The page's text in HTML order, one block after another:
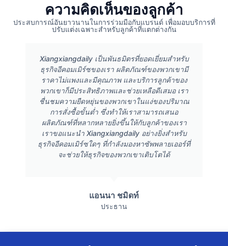
ความคิดเห็นของลูกค้า
ประสบการณ์อันยาวนานในการร่วมมือกับแบรนด์ เพื่อมอบบริการที่
ปรับแต่งเฉพาะสำหรับลูกค้าที่แตกต่างกัน
Xiangxiangdaily เป็นพันธมิตรที่ยอดเยี่ยมสำหรับ
ธุรกิจอีคอมเมิร์ซของเรา ผลิตภัณฑ์ของพวกเขามี
ราคาไม่แพงและมีคุณภาพ และบริการลูกค้าของ
พวกเขาก็มีประสิทธิภาพและช่วยเหลือดีเสมอ เรา
ชื่นชมความยืดหยุ่นของพวกเขาในแง่ของปริมาณ
การสั่งซื้อขั้นต่ำ ซึ่งทำให้เราสามารถเสนอ
ผลิตภัณฑ์ที่หลากหลายยิ่งขึ้นให้กับลูกค้าของเรา
เราขอแนะนำ Xiangxiangdaily อย่างยิ่งสำหรับ
ธุรกิจอีคอมเมิร์ซใดๆ ที่กำลังมองหาซัพพลายเออร์ที่
จะช่วยให้ธุรกิจของพวกเขาเติบโตได้
แอนนา ชมิดท์
ประธาน